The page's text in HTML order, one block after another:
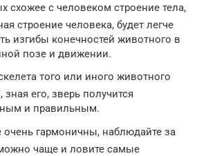
схожее с человеком строение тела,
строение человека, будет легче
изгибы конечностей животного в
позе и движении.
того или иного животного
зная его, зверь получится
и правильным.
гармоничны, наблюдайте за
чаще и ловите самые